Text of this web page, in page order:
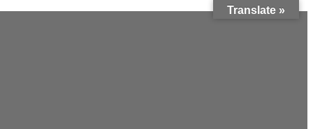
Translate »